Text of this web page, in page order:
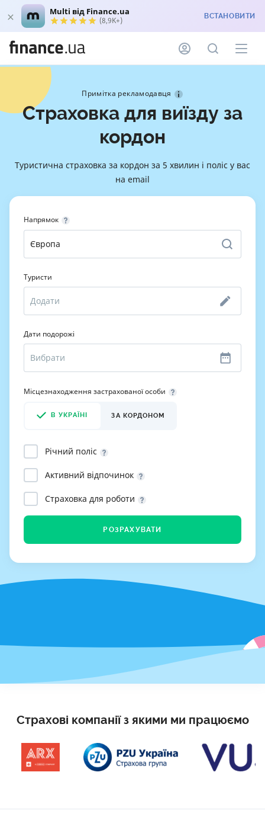
Multi від Finance.ua
(8,9K+) ВСТАНОВИТИ
Примітка рекламодавця
Страховка для виїзду за
кордон
Туристична страховка за кордон за 5 хвилин і поліс у вас
на email
Напрямок
Туристи
Дати подорожі
Місцезнаходження застрахованої особи
В УКРАЇНІ ЗА КОРДОНОМ
Річний поліс
Активний відпочинок
Страховка для роботи
РОЗРАХУВАТИ
Страхові компанії з якими ми працюємо